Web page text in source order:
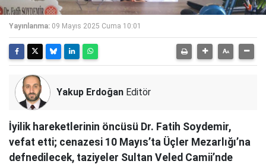
Yayınlanma: 09 Mayıs 2025 Cuma 10:01
Yakup Erdoğan Editör
İyilik hareketlerinin öncüsü Dr. Fatih Soydemir,
vefat etti; cenazesi 10 Mayıs’ta Üçler Mezarlığı’na
defnedilecek, taziyeler Sultan Veled Camii’nde